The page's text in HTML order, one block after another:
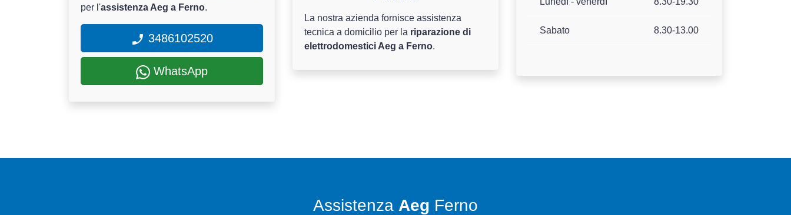
per l'assistenza Aeg a Ferno.
3486102520
WhatsApp
La nostra azienda fornisce assistenza
tecnica a domicilio per la riparazione di
elettrodomestici Aeg a Ferno.
Sabato 8.30-13.00
Assistenza Aeg Ferno